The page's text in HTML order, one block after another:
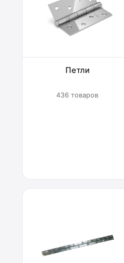
Петли
436 товаров